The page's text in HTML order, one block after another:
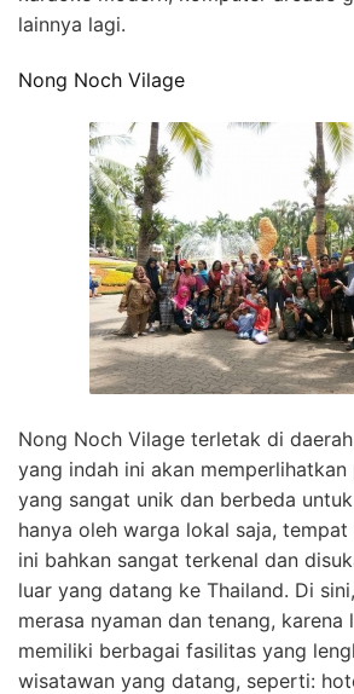
lainnya lagi.
Nong Noch Vilage
Nong Noch Vilage terletak di
yang indah ini akan memperlihatkan
yang sangat unik dan berbeda
hanya oleh warga lokal saja,
ini bahkan sangat terkenal dan
luar yang datang ke Thailand. Di
merasa nyaman dan tenang, karena
memiliki berbagai fasilitas yang
wisatawan yang datang, seperti: